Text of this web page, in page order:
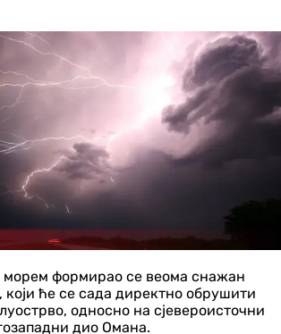
морем формирао се веома снажан
који ће се сада директно обрушити
односно на сјевероисточни
дио Омана.